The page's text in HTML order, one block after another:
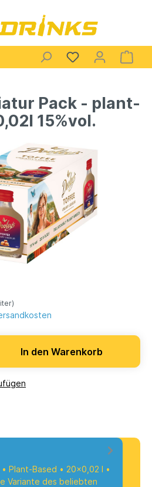
Pack - plant-
15%vol.
In den Warenkorb
Plant-Based • 20x0,02 l •
Variante des beliebten